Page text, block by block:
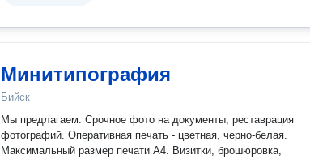
Минитипография
Бийск
Мы предлагаем: Срочное фото на документы, реставрация
фотографий. Оперативная печать - цветная, черно-белая.
Максимальный размер печати А4. Визитки, брошюровка,